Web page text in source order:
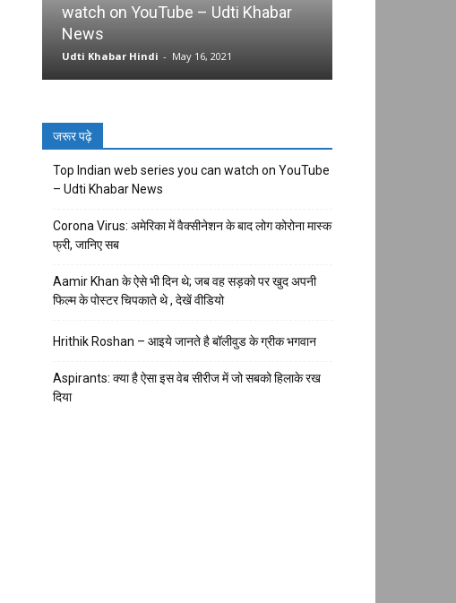
watch on YouTube – Udti Khabar
News
Udti Khabar Hindi - May 16, 2021
जरूर पढ़े
Top Indian web series you can watch on YouTube
– Udti Khabar News
Corona Virus: अमेरिका में वैक्सीनेशन के बाद लोग कोरोना मास्क
फ्री, जानिए सब
Aamir Khan के ऐसे भी दिन थे; जब वह सड़को पर खुद अपनी
फिल्म के पोस्टर चिपकाते थे , देखें वीडियो
Hrithik Roshan – आइये जानते है बॉलीवुड के ग्रीक भगवान
Aspirants: क्या है ऐसा इस वेब सीरीज में जो सबको हिलाके रख
दिया